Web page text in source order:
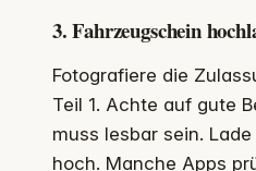
3. Fahrzeugschein
Fotografiere die
Teil 1. Achte auf gute
muss lesbar sein.
hoch. Manche Apps